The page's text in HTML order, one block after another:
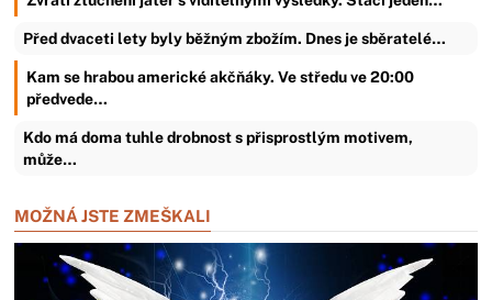
Před dvaceti lety byly běžným zbožím. Dnes je sběratelé…
Kam se hrabou americké akčňáky. Ve středu ve 20:00
předvede…
Kdo má doma tuhle drobnost s přisprostlým motivem,
může…
MOŽNÁ JSTE ZMEŠKALI